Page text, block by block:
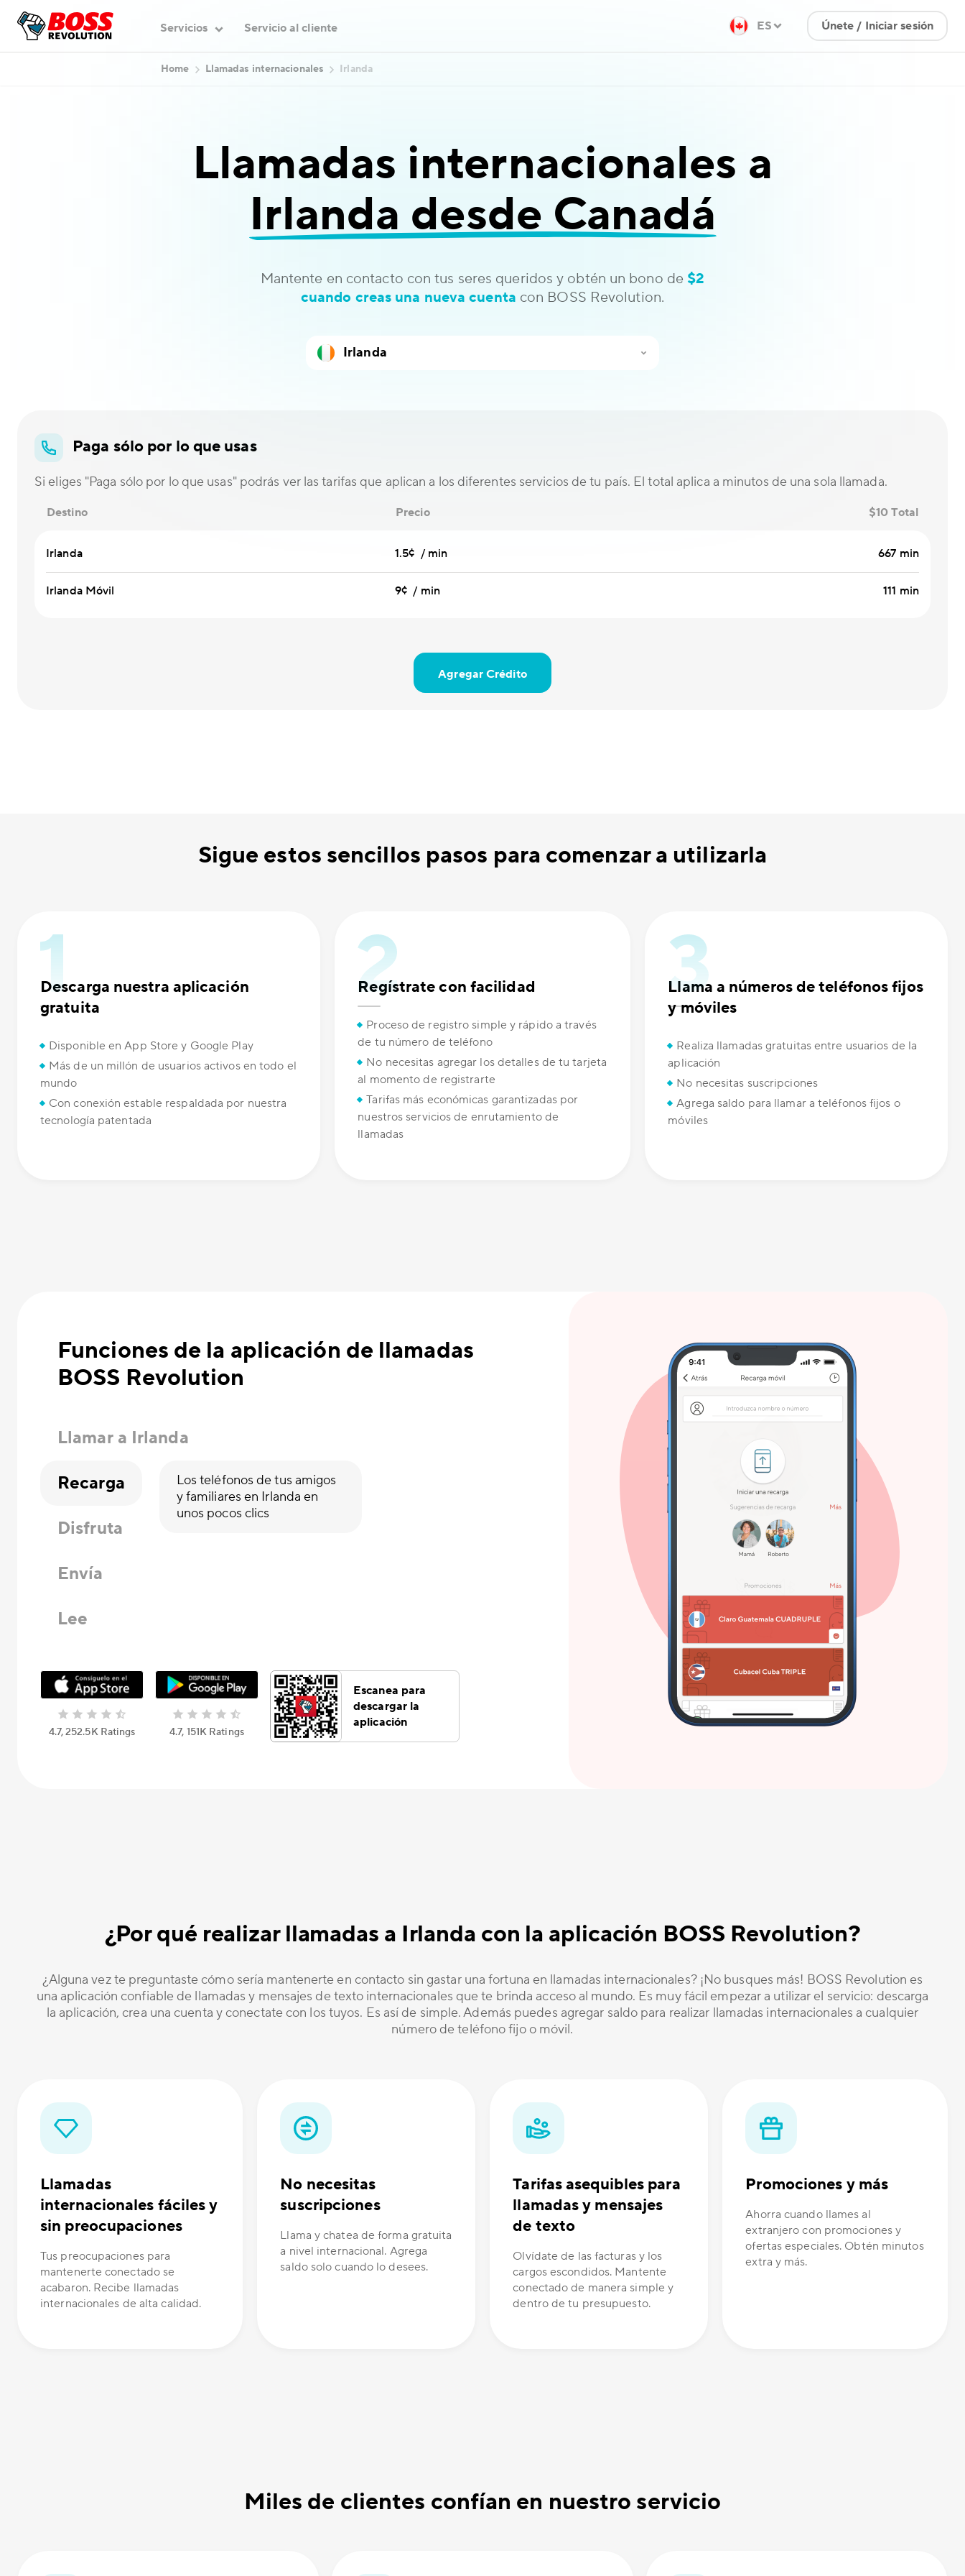
Servicios Servicio al cliente ES Únete / Iniciar sesión
Home Llamadas internacionales Irlanda
Llamadas internacionales a
Irlanda desde Canadá
Mantente en contacto con tus seres queridos y obtén un bono de $2
cuando creas una nueva cuenta con BOSS Revolution.
Paga sólo por lo que usas
Si eliges "Paga sólo por lo que usas" podrás ver las tarifas que aplican a los diferentes servicios de tu país. El total aplica a minutos de una sola llamada.
Destino Precio $10 Total
Irlanda 1.5¢ / min 667 min
Irlanda Móvil 9¢ / min 111 min
Agregar Crédito
Sigue estos sencillos pasos para comenzar a utilizarla
Descarga nuestra aplicación
gratuita
Disponible en App Store y Google Play
Más de un millón de usuarios activos en todo el
mundo
Con conexión estable respaldada por nuestra
tecnología patentada
Regístrate con facilidad
Proceso de registro simple y rápido a través
de tu número de teléfono
No necesitas agregar los detalles de tu tarjeta
al momento de registrarte
Tarifas más económicas garantizadas por
nuestros servicios de enrutamiento de
llamadas
Llama a números de teléfonos fijos
y móviles
Realiza llamadas gratuitas entre usuarios de la
aplicación
No necesitas suscripciones
Agrega saldo para llamar a teléfonos fijos o
móviles
Funciones de la aplicación de llamadas
BOSS Revolution
Llamar a Irlanda
Recarga
Los teléfonos de tus amigos
y familiares en Irlanda en
unos pocos clics
Disfruta
Envía
Lee
4.7, 252.5K Ratings 4.7, 151K Ratings
Escanea para
descargar la
aplicación
¿Por qué realizar llamadas a Irlanda con la aplicación BOSS Revolution?
¿Alguna vez te preguntaste cómo sería mantenerte en contacto sin gastar una fortuna en llamadas internacionales? ¡No busques más! BOSS Revolution es
una aplicación confiable de llamadas y mensajes de texto internacionales que te brinda acceso al mundo. Es muy fácil empezar a utilizar el servicio: descarga
la aplicación, crea una cuenta y conectate con los tuyos. Es así de simple. Además puedes agregar saldo para realizar llamadas internacionales a cualquier
número de teléfono fijo o móvil.
Llamadas
internacionales fáciles y
sin preocupaciones
Tus preocupaciones para
mantenerte conectado se
acabaron. Recibe llamadas
internacionales de alta calidad.
No necesitas
suscripciones
Llama y chatea de forma gratuita
a nivel internacional. Agrega
saldo solo cuando lo desees.
Tarifas asequibles para
llamadas y mensajes
de texto
Olvídate de las facturas y los
cargos escondidos. Mantente
conectado de manera simple y
dentro de tu presupuesto.
Promociones y más
Ahorra cuando llames al
extranjero con promociones y
ofertas especiales. Obtén minutos
extra y más.
Miles de clientes confían en nuestro servicio